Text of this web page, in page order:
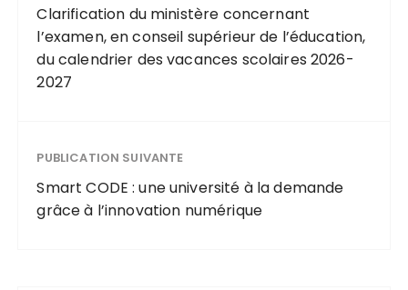
Clarification du ministère concernant
l’examen, en conseil supérieur de l’éducation,
du calendrier des vacances scolaires 2026-
2027
PUBLICATION SUIVANTE
Smart CODE : une université à la demande
grâce à l’innovation numérique